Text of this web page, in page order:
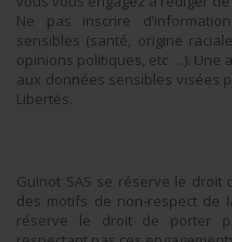
Ne pas inscrire
sensibles (santé, origine
opinions politiques, etc …). Une
aux données sensibles visées
Libertés.
Guinot SAS se réserve le
des motifs de non-respect de
réserve le droit de porter